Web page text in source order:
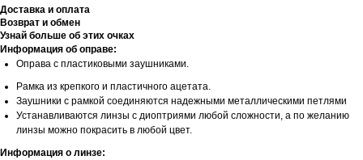
Доставка и оплата
Возврат и обмен
Узнай больше об этих очках
Информация об оправе:
Оправа с пластиковыми заушниками.
Рамка из крепкого и пластичного ацетата.
Заушники с рамкой соединяются надежными металлическими петлями
Устанавливаются линзы с диоптриями любой сложности, а по желанию
линзы можно покрасить в любой цвет.
Информация о линзе: